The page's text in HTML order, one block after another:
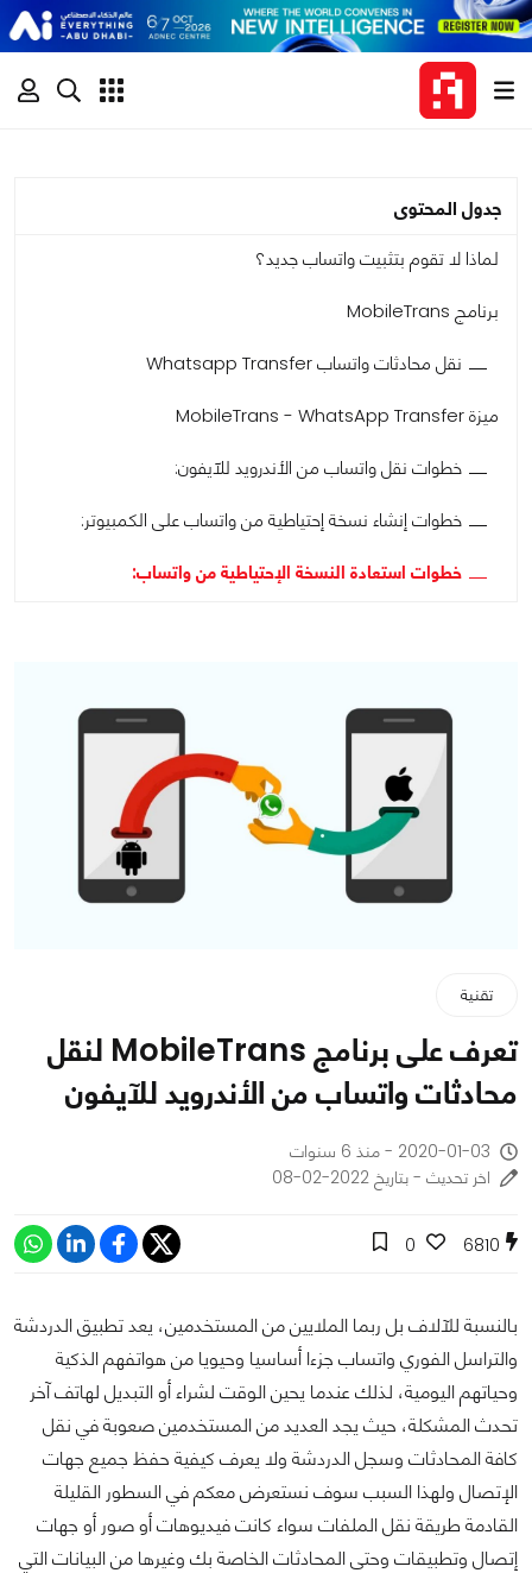
جدول المحتوى
لماذا لا تقوم بتثبيت واتساب جديد؟
برنامج MobileTrans
نقل محادثات واتساب Whatsapp Transfer
ميزة MobileTrans - WhatsApp Transfer
خطوات نقل واتساب من الأندرويد للآيفون:
خطوات إنشاء نسخة إحتياطية من واتساب على الكمبيوتر:
خطوات استعادة النسخة الإحتياطية من واتساب:
تقنية
تعرف على برنامج MobileTrans لنقل
محادثات واتساب من الأندرويد للآيفون
2020-01-03 - منذ 6 سنوات
اخر تحديث - بتاريخ 2022-02-08
6810
0
بالنسبة للآلاف بل ربما الملايين من المستخدمين، يعد تطبيق الدردشة
والتراسل الفوري واتساب جزءا أساسيا وحيويا من هواتفهم الذكية
وحياتهم اليومية، لذلك عندما يحين الوقت لشراء أو التبديل لهاتف آخر
تحدث المشكلة، حيث يجد العديد من المستخدمين صعوبة في نقل
كافة المحادثات وسجل الدردشة ولا يعرف كيفية حفظ جميع جهات
الإتصال ولهذا السبب سوف نستعرض معكم في السطور القليلة
القادمة طريقة نقل الملفات سواء كانت فيديوهات أو صور أو جهات
إتصال وتطبيقات وحتى المحادثات الخاصة بك وغيرها من البيانات التي